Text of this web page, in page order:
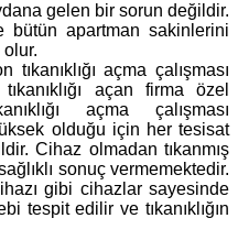
gelen bir sorun değildir.
bütün apartman sakinlerini
açma çalışması
açan firma özel
açma çalışması
olduğu için her tesisat
Cihaz olmadan tıkanmış
sonuç vermemektedir.
gibi cihazlar sayesinde
tespit edilir ve tıkanıklığın